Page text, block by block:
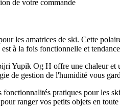
de votre commande
les amatrices de ski. Cette
à la fois fonctionnelle et
Yupik Og H offre une chaleur
de gestion de l'humidité vous
pratiques pour les
ranger vos petits objets en toute